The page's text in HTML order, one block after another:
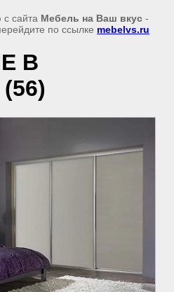
сайта Мебель на Ваш вкус -
по ссылке mebelvs.ru
В